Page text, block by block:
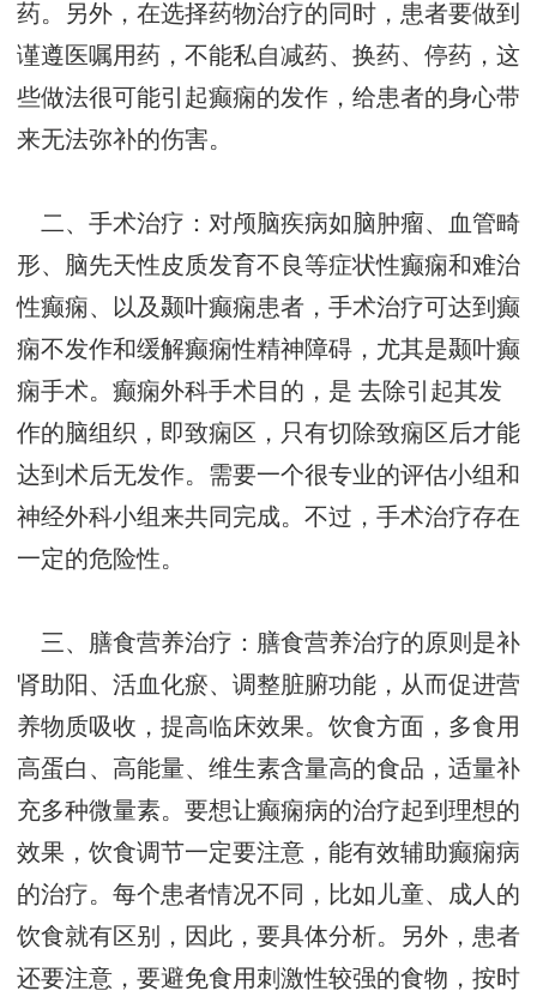
药。另外，在选择药物治疗的同时，患者要做到
谨遵医嘱用药，不能私自减药、换药、停药，这
些做法很可能引起癫痫的发作，给患者的身心带
来无法弥补的伤害。
二、手术治疗：对颅脑疾病如脑肿瘤、血管畸
形、脑先天性皮质发育不良等症状性癫痫和难治
性癫痫、以及颞叶癫痫患者，手术治疗可达到癫
痫不发作和缓解癫痫性精神障碍，尤其是颞叶癫
痫手术。癫痫外科手术目的，是 去除引起其发
作的脑组织，即致痫区，只有切除致痫区后才能
达到术后无发作。需要一个很专业的评估小组和
神经外科小组来共同完成。不过，手术治疗存在
一定的危险性。
三、膳食营养治疗：膳食营养治疗的原则是补
肾助阳、活血化瘀、调整脏腑功能，从而促进营
养物质吸收，提高临床效果。饮食方面，多食用
高蛋白、高能量、维生素含量高的食品，适量补
充多种微量素。要想让癫痫病的治疗起到理想的
效果，饮食调节一定要注意，能有效辅助癫痫病
的治疗。每个患者情况不同，比如儿童、成人的
饮食就有区别，因此，要具体分析。另外，患者
还要注意，要避免食用刺激性较强的食物，按时